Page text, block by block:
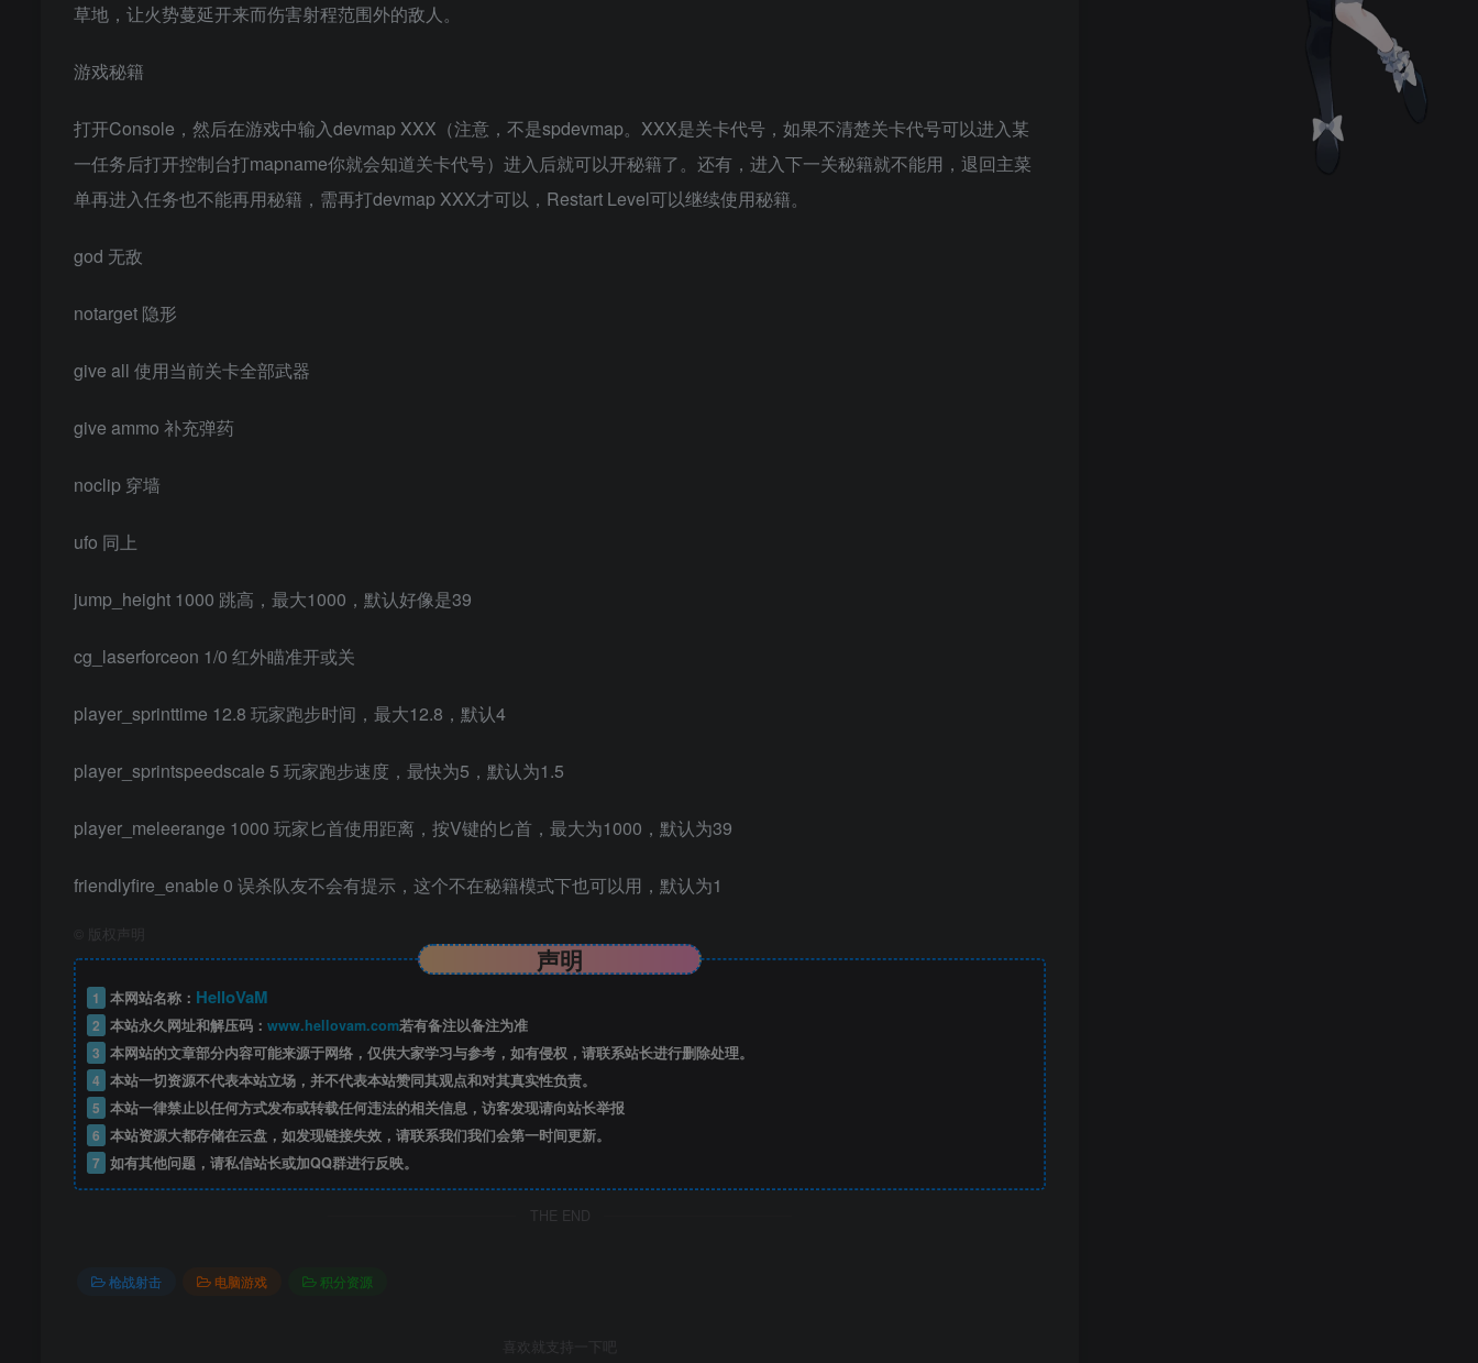
草地，让火势蔓延开来而伤害射程范围外的敌人。
游戏秘籍
打开Console，然后在游戏中输入devmap XXX（注意，不是spdevmap。XXX是关卡代号，如果不清楚关卡代号可以进入某
一任务后打开控制台打mapname你就会知道关卡代号）进入后就可以开秘籍了。还有，进入下一关秘籍就不能用，退回主菜
单再进入任务也不能再用秘籍，需再打devmap XXX才可以，Restart Level可以继续使用秘籍。
god 无敌
notarget 隐形
give all 使用当前关卡全部武器
give ammo 补充弹药
noclip 穿墙
ufo 同上
jump_height 1000 跳高，最大1000，默认好像是39
cg_laserforceon 1/0 红外瞄准开或关
player_sprinttime 12.8 玩家跑步时间，最大12.8，默认4
player_sprintspeedscale 5 玩家跑步速度，最快为5，默认为1.5
player_meleerange 1000 玩家匕首使用距离，按V键的匕首，最大为1000，默认为39
friendlyfire_enable 0 误杀队友不会有提示，这个不在秘籍模式下也可以用，默认为1
版权声明
声明
1 本网站名称： HelloVaM
2 本站永久网址和解压码： www.hellovam.com若有备注以备注为准
3 本网站的文章部分内容可能来源于网络，仅供大家学习与参考，如有侵权，请联系站长进行删除处理。
4 本站一切资源不代表本站立场，并不代表本站赞同其观点和对其真实性负责。
5 本站一律禁止以任何方式发布或转载任何违法的相关信息，访客发现请向站长举报
6 本站资源大都存储在云盘，如发现链接失效，请联系我们我们会第一时间更新。
7 如有其他问题，请私信站长或加QQ群进行反映。
THE END
枪战射击 电脑游戏 积分资源
喜欢就支持一下吧